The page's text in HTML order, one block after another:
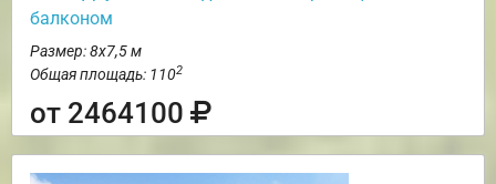
балконом
Размер: 8х7,5 м
Общая площадь: 1102
от 2464100